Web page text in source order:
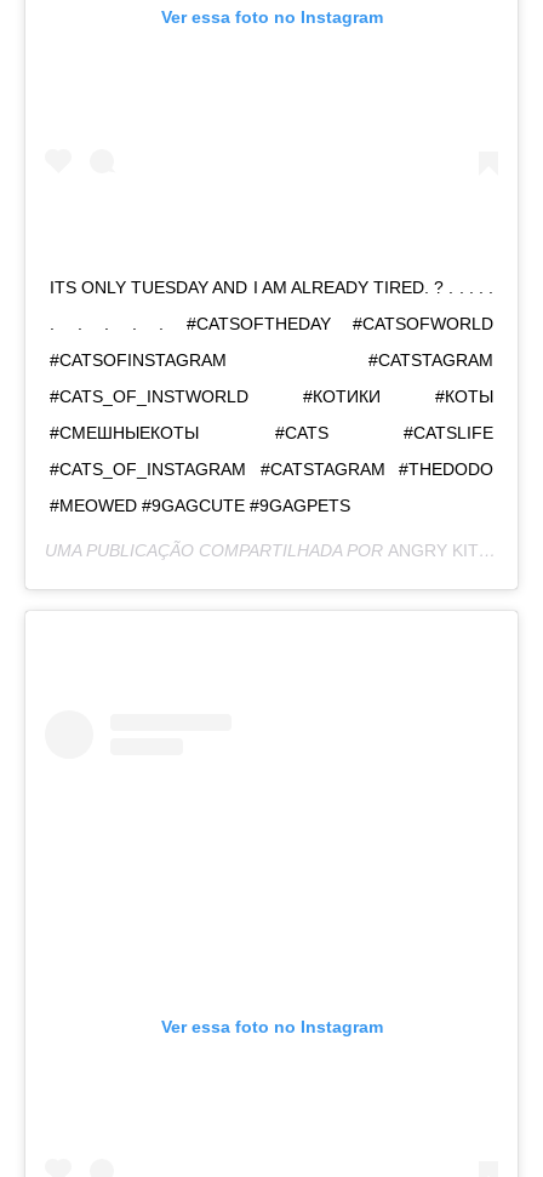
Ver essa foto no Instagram
ITS ONLY TUESDAY AND I AM ALREADY TIRED. ? . . . . .
. . . . . #CATSOFTHEDAY #CATSOFWORLD
#CATSOFINSTAGRAM #CATSTAGRAM
#CATS_OF_INSTWORLD #КОТИКИ #КОТЫ
#СМЕШНЫЕКОТЫ #CATS #CATSLIFE
#CATS_OF_INSTAGRAM #CATSTAGRAM #THEDODO
#MEOWED #9GAGCUTE #9GAGPETS
UMA PUBLICAÇÃO COMPARTILHADA POR ANGRY KITZIA
Ver essa foto no Instagram